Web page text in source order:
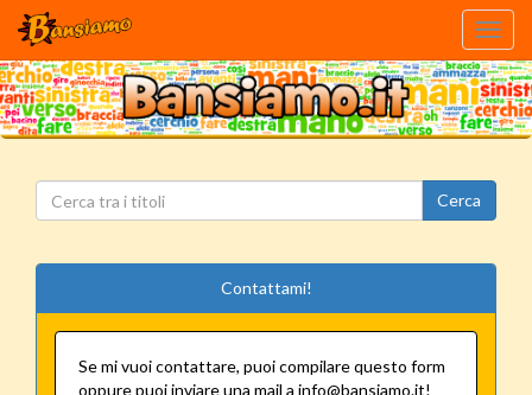
Cerca
Contattami!
Se mi vuoi contattare, puoi compilare questo form
oppure puoi inviare una mail a info@bansiamo.it!